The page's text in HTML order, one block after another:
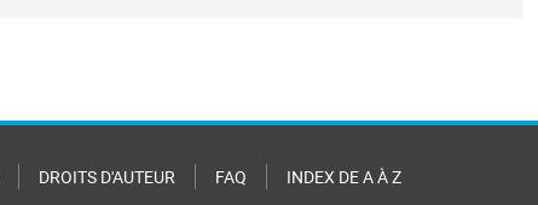
DROITS D'AUTEUR FAQ INDEX DE A À Z